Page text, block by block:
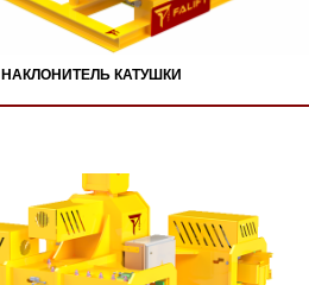
НАКЛОНИТЕЛЬ КАТУШКИ